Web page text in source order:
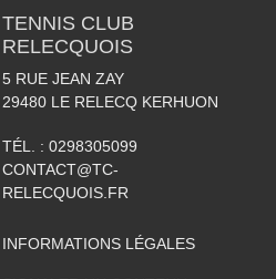
TENNIS CLUB
RELECQUOIS
5 RUE JEAN ZAY
29480 LE RELECQ KERHUON
TÉL. : 0298305099
CONTACT@TC-
RELECQUOIS.FR
INFORMATIONS LÉGALES